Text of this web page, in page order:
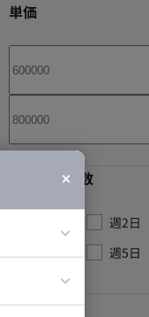
単価
最低稼働日数
週2日
週4日
週5日
こだわり